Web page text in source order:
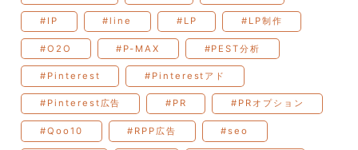
#IP #line #LP #LP制作
#O2O #P-MAX #PEST分析
#Pinterest #Pinterestアド
#Pinterest広告 #PR #PRオプション
#Qoo10 #RPP広告 #seo